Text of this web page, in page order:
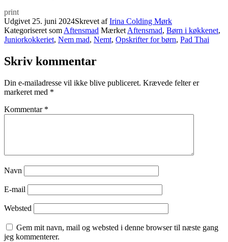
print
Udgivet 25. juni 2024Skrevet afIrina Colding Mørk
Kategoriseret som Aftensmad Mærket Aftensmad, Børn i køkkenet,
Juniorkokkeriet, Nem mad, Nemt, Opskrifter for børn, Pad Thai
Skriv kommentar
Din e-mailadresse vil ikke blive publiceret. Krævede felter er
markeret med *
Kommentar *
Navn
E-mail
Websted
Gem mit navn, mail og websted i denne browser til næste gang
jeg kommenterer.